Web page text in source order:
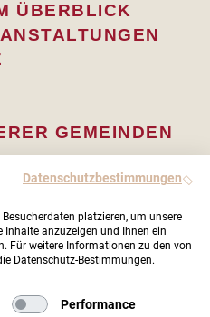
ÜBERBLICK
GEMEINDEN
Datenschutzbestimmungen
platzieren, um unsere
Inhalte anzuzeigen und Ihnen ein
Für weitere Informationen zu den von
Datenschutz-Bestimmungen.
Performance